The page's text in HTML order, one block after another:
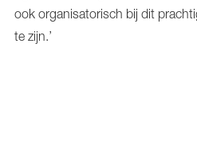
ook organisatorisch bij dit
te zijn.’